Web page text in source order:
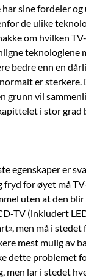
sine fordeler
de ulike
om hvilken
teknologiene
bedre enn en
er
grunn vil
i stor grad
egenskaper er
for øyet må
uten at den
TV (inkludert
men må i
mest mulig av
dette problemet
men lar i stedet